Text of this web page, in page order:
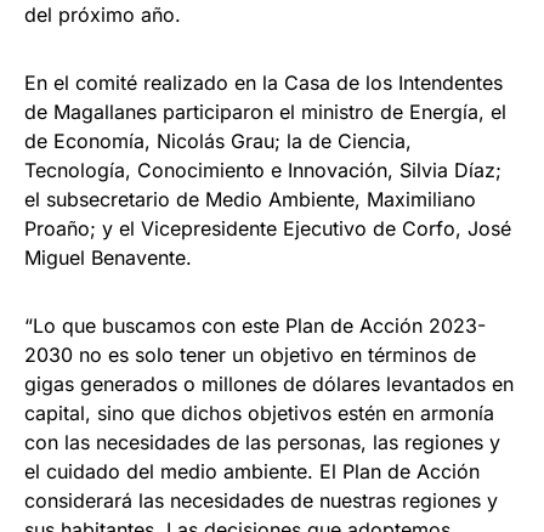
del próximo año.
En el comité realizado en la Casa de los Intendentes
de Magallanes participaron el ministro de Energía, el
de Economía, Nicolás Grau; la de Ciencia,
Tecnología, Conocimiento e Innovación, Silvia Díaz;
el subsecretario de Medio Ambiente, Maximiliano
Proaño; y el Vicepresidente Ejecutivo de Corfo, José
Miguel Benavente.
“Lo que buscamos con este Plan de Acción 2023-
2030 no es solo tener un objetivo en términos de
gigas generados o millones de dólares levantados en
capital, sino que dichos objetivos estén en armonía
con las necesidades de las personas, las regiones y
el cuidado del medio ambiente. El Plan de Acción
considerará las necesidades de nuestras regiones y